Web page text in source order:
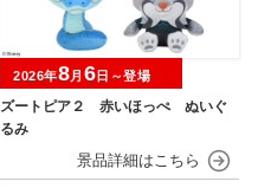
ズートピア２ 赤いほっぺ ぬいぐ
るみ
2026年8月 6日～登場